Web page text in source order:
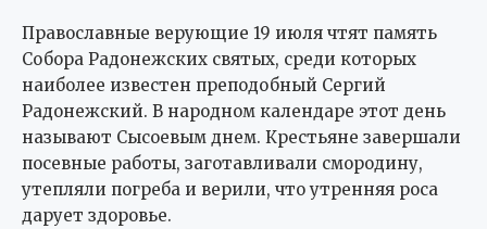
Православные верующие 19 июля чтят память
Собора Радонежских святых, среди которых
наиболее известен преподобный Сергий
Радонежский. В народном календаре этот день
называют Сысоевым днем. Крестьяне завершали
посевные работы, заготавливали смородину,
утепляли погреба и верили, что утренняя роса
дарует здоровье.